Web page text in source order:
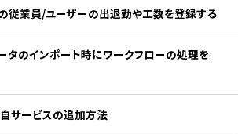
従業員/ユーザーの出退勤や工数を登録する
タのインポート時にワークフローの処理を
サービスの追加方法